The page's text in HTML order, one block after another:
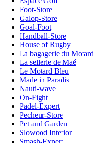
Foot-Store
Galop-Store
Goal-Foot
Handball-Store
House of Rugby
La bagagerie du Motard
La sellerie de Maé
Le Motard Bleu
Made in Paradis
Nauti-wave
On-Fight
Padel-Expert
Pecheur-Store
Pet and Garden
Slowood Interior